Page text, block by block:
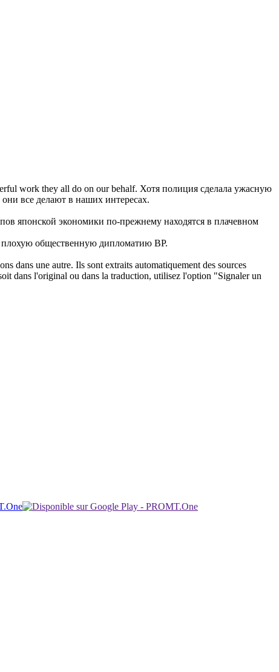
work they all do on our behalf. Хотя полиция сделала ужасную
все делают в наших интересах.
японской экономики по-прежнему находятся в плачевном
общественную дипломатию BP.
dans une autre. Ils sont extraits automatiquement des sources
dans l'original ou dans la traduction, utilisez l'option "Signaler un